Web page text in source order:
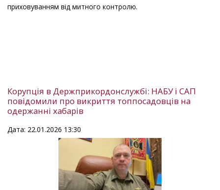
приховуванням від митного контролю.
Корупція в Держприкордонслужбі: НАБУ і САП
повідомили про викриття топпосадовців на
одержанні хабарів
Дата: 22.01.2026 13:30